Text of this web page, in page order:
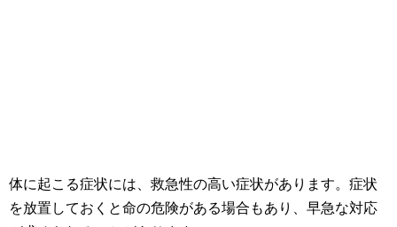
体に起こる症状には、救急性の高い症状があります。症状
を放置しておくと命の危険がある場合もあり、早急な対応